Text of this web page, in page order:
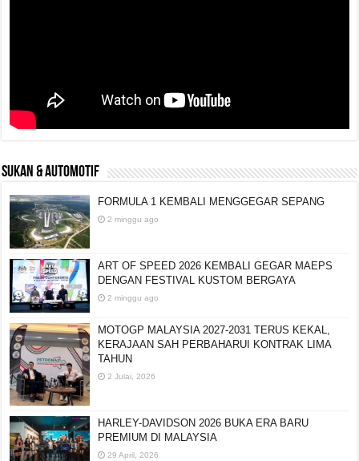
SUKAN & AUTOMOTIF
FORMULA 1 KEMBALI MENGGEGAR SEPANG
2 minggu ago
ART OF SPEED 2026 KEMBALI GEGAR MAEPS
DENGAN FESTIVAL KUSTOM BERGAYA
2 minggu ago
MOTOGP MALAYSIA 2027-2031 TERUS KEKAL,
KERAJAAN SAH PERBAHARUI KONTRAK LIMA
TAHUN
2 Julai, 2026
HARLEY-DAVIDSON 2026 BUKA ERA BARU
PREMIUM DI MALAYSIA
29 April, 2026